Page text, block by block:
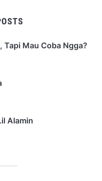
Tapi Mau Coba Ngga?
Alamin